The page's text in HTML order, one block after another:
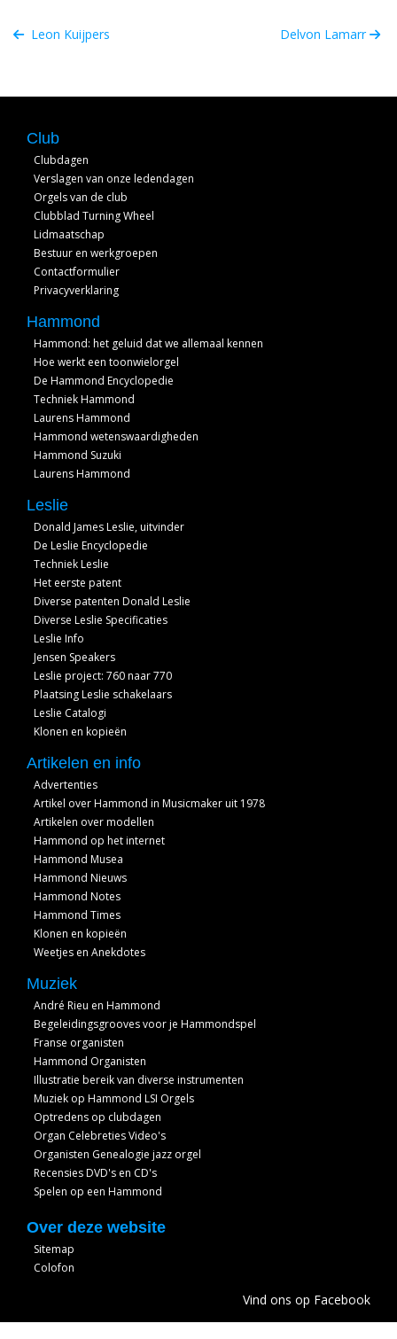
Leon Kuijpers Delvon Lamarr
Club
Clubdagen
Verslagen van onze ledendagen
Orgels van de club
Clubblad Turning Wheel
Lidmaatschap
Bestuur en werkgroepen
Contactformulier
Privacyverklaring
Hammond
Hammond: het geluid dat we allemaal kennen
Hoe werkt een toonwielorgel
De Hammond Encyclopedie
Techniek Hammond
Laurens Hammond
Hammond wetenswaardigheden
Hammond Suzuki
Laurens Hammond
Leslie
Donald James Leslie, uitvinder
De Leslie Encyclopedie
Techniek Leslie
Het eerste patent
Diverse patenten Donald Leslie
Diverse Leslie Specificaties
Leslie Info
Jensen Speakers
Leslie project: 760 naar 770
Plaatsing Leslie schakelaars
Leslie Catalogi
Klonen en kopieën
Artikelen en info
Advertenties
Artikel over Hammond in Musicmaker uit 1978
Artikelen over modellen
Hammond op het internet
Hammond Musea
Hammond Nieuws
Hammond Notes
Hammond Times
Klonen en kopieën
Weetjes en Anekdotes
Muziek
André Rieu en Hammond
Begeleidingsgrooves voor je Hammondspel
Franse organisten
Hammond Organisten
Illustratie bereik van diverse instrumenten
Muziek op Hammond LSI Orgels
Optredens op clubdagen
Organ Celebreties Video's
Organisten Genealogie jazz orgel
Recensies DVD's en CD's
Spelen op een Hammond
Over deze website
Sitemap
Colofon
Vind ons op Facebook